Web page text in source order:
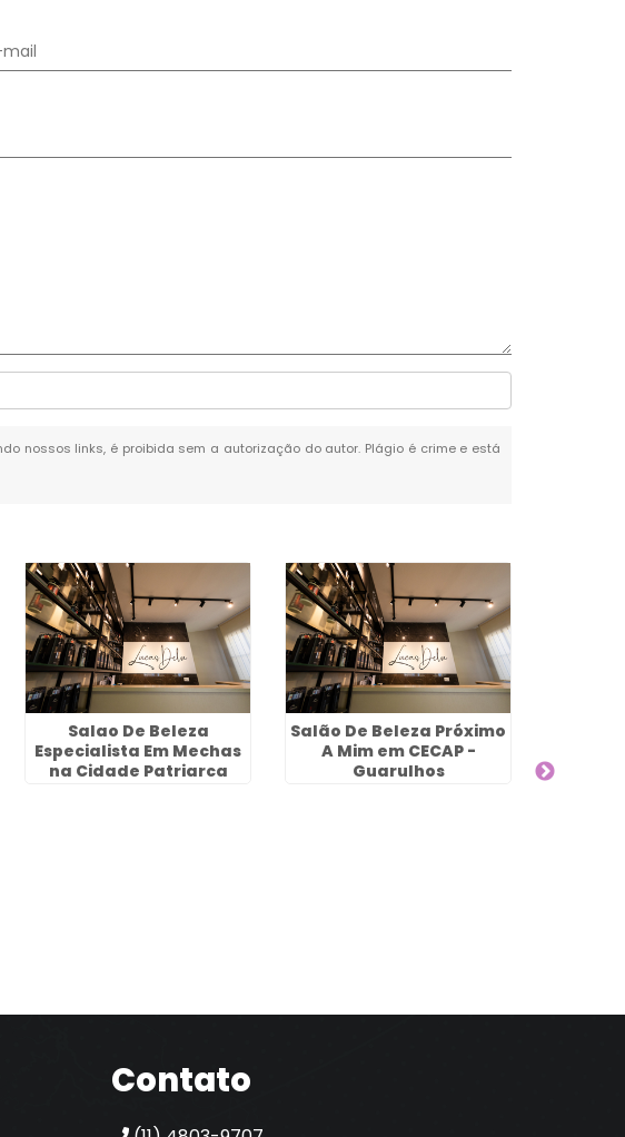
nossos links, é proibida sem a autorização do autor. Plágio é crime e está
Salao De Beleza
Especialista Em Mechas
na Cidade Patriarca
Salão De Beleza Próximo
A Mim em CECAP -
Guarulhos
Água
Contato